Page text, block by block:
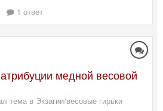
1 ответ
медной весовой
тема в Экзагии/весовые гирьки